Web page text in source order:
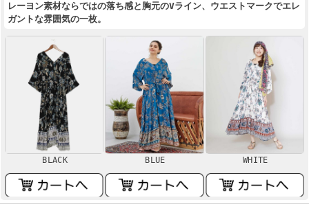
レーヨン素材ならではの落ち感と胸元のVライン、ウエストマークでエレ
ガントな雰囲気の一枚。
BLACK BLUE WHITE